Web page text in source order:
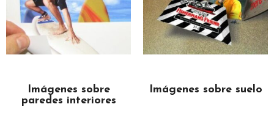
Imágenes sobre
paredes interiores
Imágenes sobre suelo